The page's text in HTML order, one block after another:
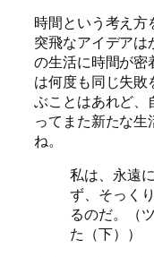
時間という考え方
突飛なアイデアは
の生活に時間が密
は何度も同じ失
ぶことはあれど、
ってまた新たな
ね。
私は、永遠
ず、そっく
るのだ。（
た（下））